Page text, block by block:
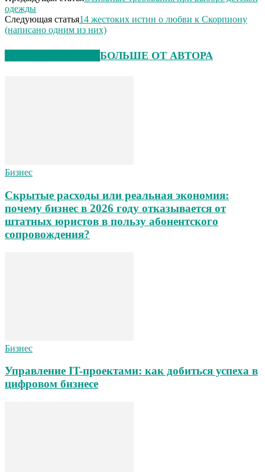
одежды
Следующая статья14 жестоких истин о любви к Скорпиону
(написано одним из них)
БОЛЬШЕ ОТ АВТОРА
Бизнес
Скрытые расходы или реальная экономия:
почему бизнес в 2026 году отказывается от
штатных юристов в пользу абонентского
сопровождения?
Бизнес
Управление IT-проектами: как добиться успеха в
цифровом бизнесе